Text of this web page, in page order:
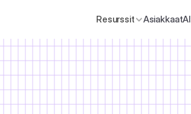
Resurssit Asiakkaat